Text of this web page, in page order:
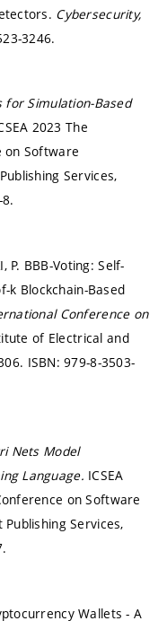
Cybersecurity,
3246.
for Simulation-Based
2023 The
on Software
Services,
P. BBB-Voting: Self-
k Blockchain-Based
Conference on
of Electrical and
ISBN: 979-8-3503-
Nets Model
Language. ICSEA
on Software
Services,
Wallets - A